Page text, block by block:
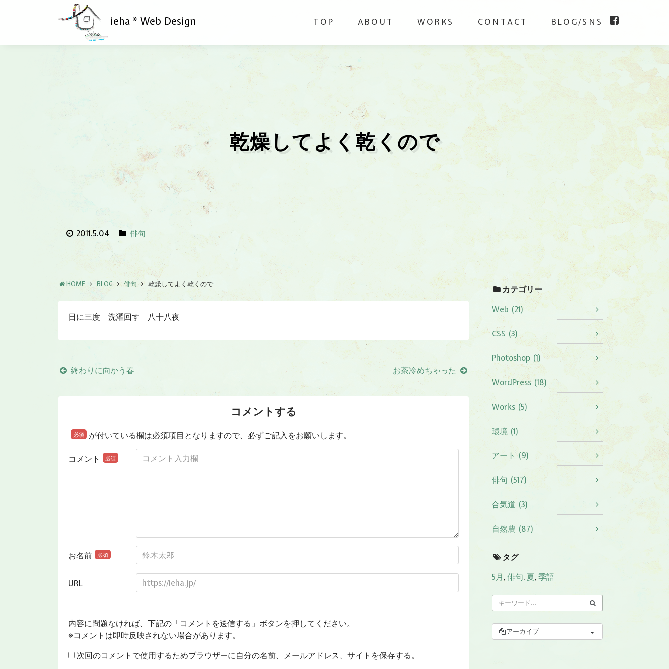
ieha * Web Design TOP ABOUT WORKS CONTACT BLOG/SNS
乾燥してよく乾くので
2011.5.04 俳句
HOME BLOG 俳句 乾燥してよく乾くので
日に三度 洗濯回す 八十八夜
終わりに向かう春 お茶冷めちゃった
コメントする
必須 が付いている欄は必須項目となりますので、必ずご記入をお願いします。
コメント 必須
お名前 必須
URL
内容に問題なければ、下記の「コメントを送信する」ボタンを押してください。
※コメントは即時反映されない場合があります。
次回のコメントで使用するためブラウザーに自分の名前、メールアドレス、サイトを保存する。
カテゴリー
Web (21)
CSS (3)
Photoshop (1)
WordPress (18)
Works (5)
環境 (1)
アート (9)
俳句 (517)
合気道 (3)
自然農 (87)
タグ
5月,俳句, 夏,季語
アーカイブ